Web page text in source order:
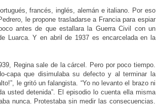
francés, inglés, alemán e italiano. Por eso
le propone trasladarse a Francia para espiar
antes de que estallara la Guerra Civil con un
Luarca. Y en abril de 1937 es encarcelada en la
Regina sale de la cárcel. Pero por poco tiempo.
capa que disimulaba su defecto y al terminar la
le gritó un falangista. “Yo no levanto el brazo ni
usted detenida”. El episodio lo cuenta ella misma
nunca. Protestaba sin medir las consecuencias.